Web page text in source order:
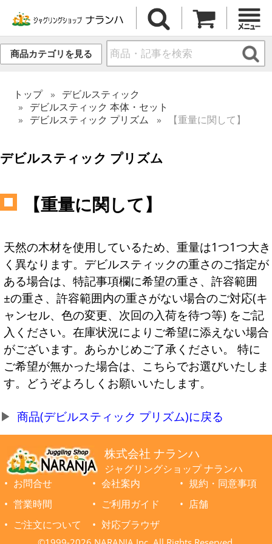
商品カテゴリを見る
トップ
デビルスティック
デビルスティック 本体・セット
デビルスティック プリズム
【重量に関して】
デビルスティック プリズム
【重量に関して】
天然の木材を使用しているため、重量は1つ1つ大き
く異なります。デビルスティックの重さのご指定が
ある場合は、特記事項欄に希望の重さ、許容範囲
±の重さ、許容範囲内の重さがない場合のご対応(キ
ャンセル、色の変更、次回の入荷を待つ等) をご記
入ください。在庫状況によりご希望に添えない場合
がございます。あらかじめご了承ください。 特に
ご希望が無かった場合は、こちらでお選びいたしま
す。どうぞよろしくお願いいたします。
商品(デビルスティック プリズム)に戻る
株式会社 ナランハ
ジャグリングショップ ナランハ
お問合せ
会社案内
規約・同意事項
営業時間
ご利用ガイド
店舗
ご注文について
対応ブラウザ